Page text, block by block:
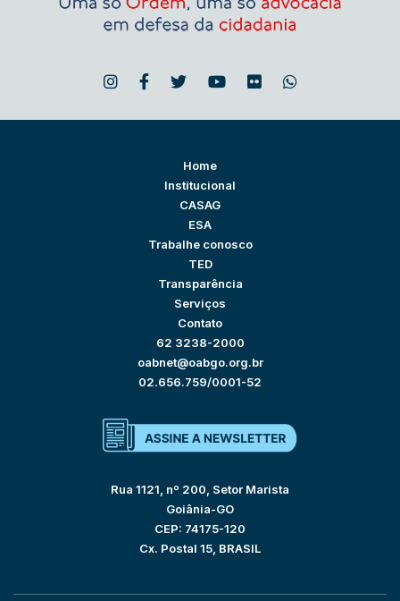
Home
Institucional
CASAG
ESA
Trabalhe conosco
TED
Transparência
Serviços
Contato
62 3238-2000
oabnet@oabgo.org.br
02.656.759/0001-52
Rua 1121, nº 200, Setor Marista
Goiânia-GO
CEP: 74175-120
Cx. Postal 15, BRASIL